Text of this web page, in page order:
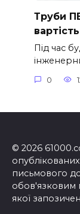
Труби
Під час
0
© 2026
опублікованих
письмового
обов'язковим
якої